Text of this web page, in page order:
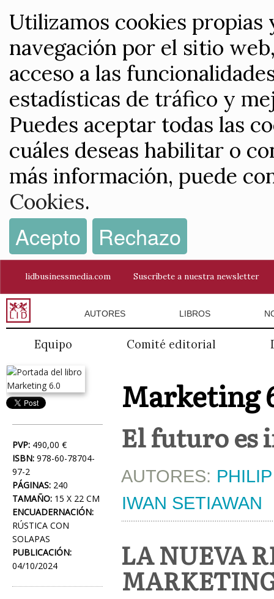
Utilizamos cookies
navegación por el sitio
acceso a las
estadísticas de tráfico y
Puedes aceptar todas las
cuáles deseas habilitar o
más información, puede
Cookies.
Acepto Rechazo
lidbusinessmedia.com Suscríbete a nuestra newsletter
AUTORES LIBROS
Equipo Comité editorial
PVP: 490,00 €
ISBN: 978-60-78704-
97-2
PÁGINAS: 240
TAMAÑO: 15 X 22 CM
ENCUADERNACIÓN:
RÚSTICA CON
SOLAPAS
PUBLICACIÓN:
04/10/2024
Marketing
El futuro es
AUTORES:
IWAN SETIAWAN
LA NUEVA